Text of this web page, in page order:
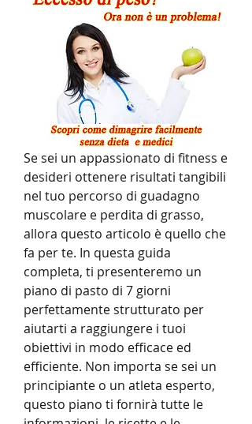
Se sei un appassionato di fitness e
desideri ottenere risultati tangibili
nel tuo percorso di guadagno
muscolare e perdita di grasso,
allora questo articolo è quello che
fa per te. In questa guida
completa, ti presenteremo un
piano di pasto di 7 giorni
perfettamente strutturato per
aiutarti a raggiungere i tuoi
obiettivi in modo efficace ed
efficiente. Non importa se sei un
principiante o un atleta esperto,
questo piano ti fornirà tutte le